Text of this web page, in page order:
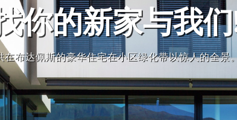
你的新家与我
在布达佩斯的豪华住宅在小区绿化带以惊人的全景